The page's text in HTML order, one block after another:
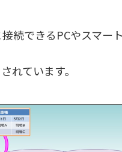
続できるPCやスマー
れています。